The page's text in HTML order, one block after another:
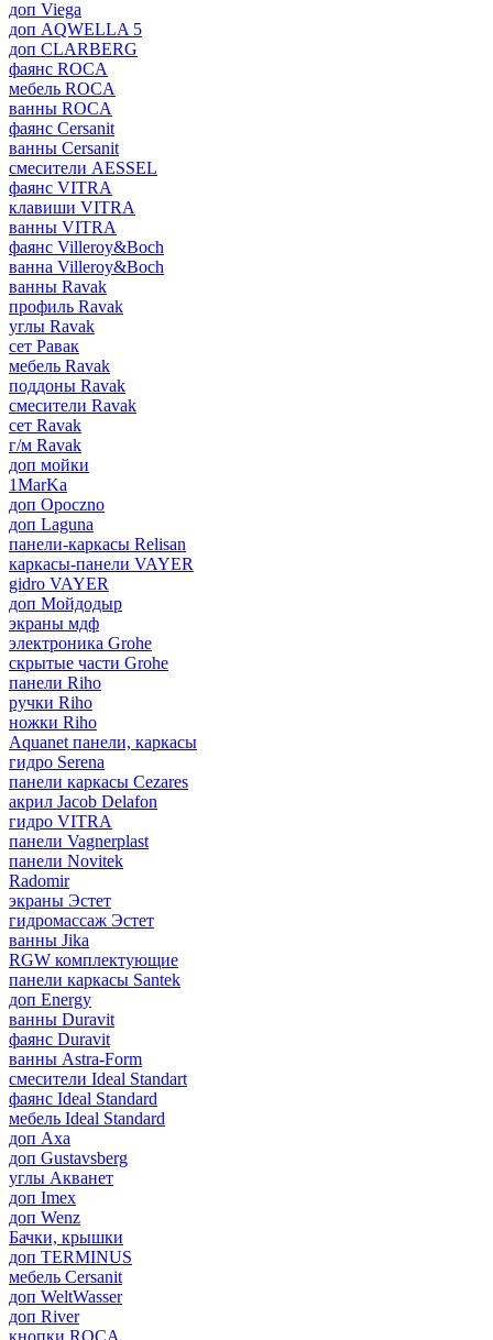
доп Viega
доп AQWELLA 5
доп CLARBERG
фаянс ROCA
мебель ROCA
ванны ROCA
фаянс Cersanit
ванны Cersanit
смесители AESSEL
фаянс VITRA
клавиши VITRA
ванны VITRA
фаянс Villeroy&Boch
ванна Villeroy&Boch
ванны Ravak
профиль Ravak
углы Ravak
сет Равак
мебель Ravak
поддоны Ravak
смесители Ravak
сет Ravak
г/м Ravak
доп мойки
1MarKa
доп Opoczno
доп Laguna
панели-каркасы Relisan
каркасы-панели VAYER
gidro VAYER
доп Мойдодыр
экраны мдф
электроника Grohe
скрытые части Grohe
панели Riho
ручки Riho
ножки Riho
Aquanet панели, каркасы
гидро Serena
панели каркасы Cezares
акрил Jacob Delafon
гидро VITRA
панели Vagnerplast
панели Novitek
Radomir
экраны Эстет
гидромассаж Эстет
ванны Jika
RGW комплектующие
панели каркасы Santek
доп Energy
ванны Duravit
фаянс Duravit
ванны Astra-Form
смесители Ideal Standart
фаянс Ideal Standard
мебель Ideal Standard
доп Axa
доп Gustavsberg
углы Акванет
доп Imex
доп Wenz
Бачки, крышки
доп TERMINUS
мебель Cersanit
доп WeltWasser
доп River
кнопки ROCA